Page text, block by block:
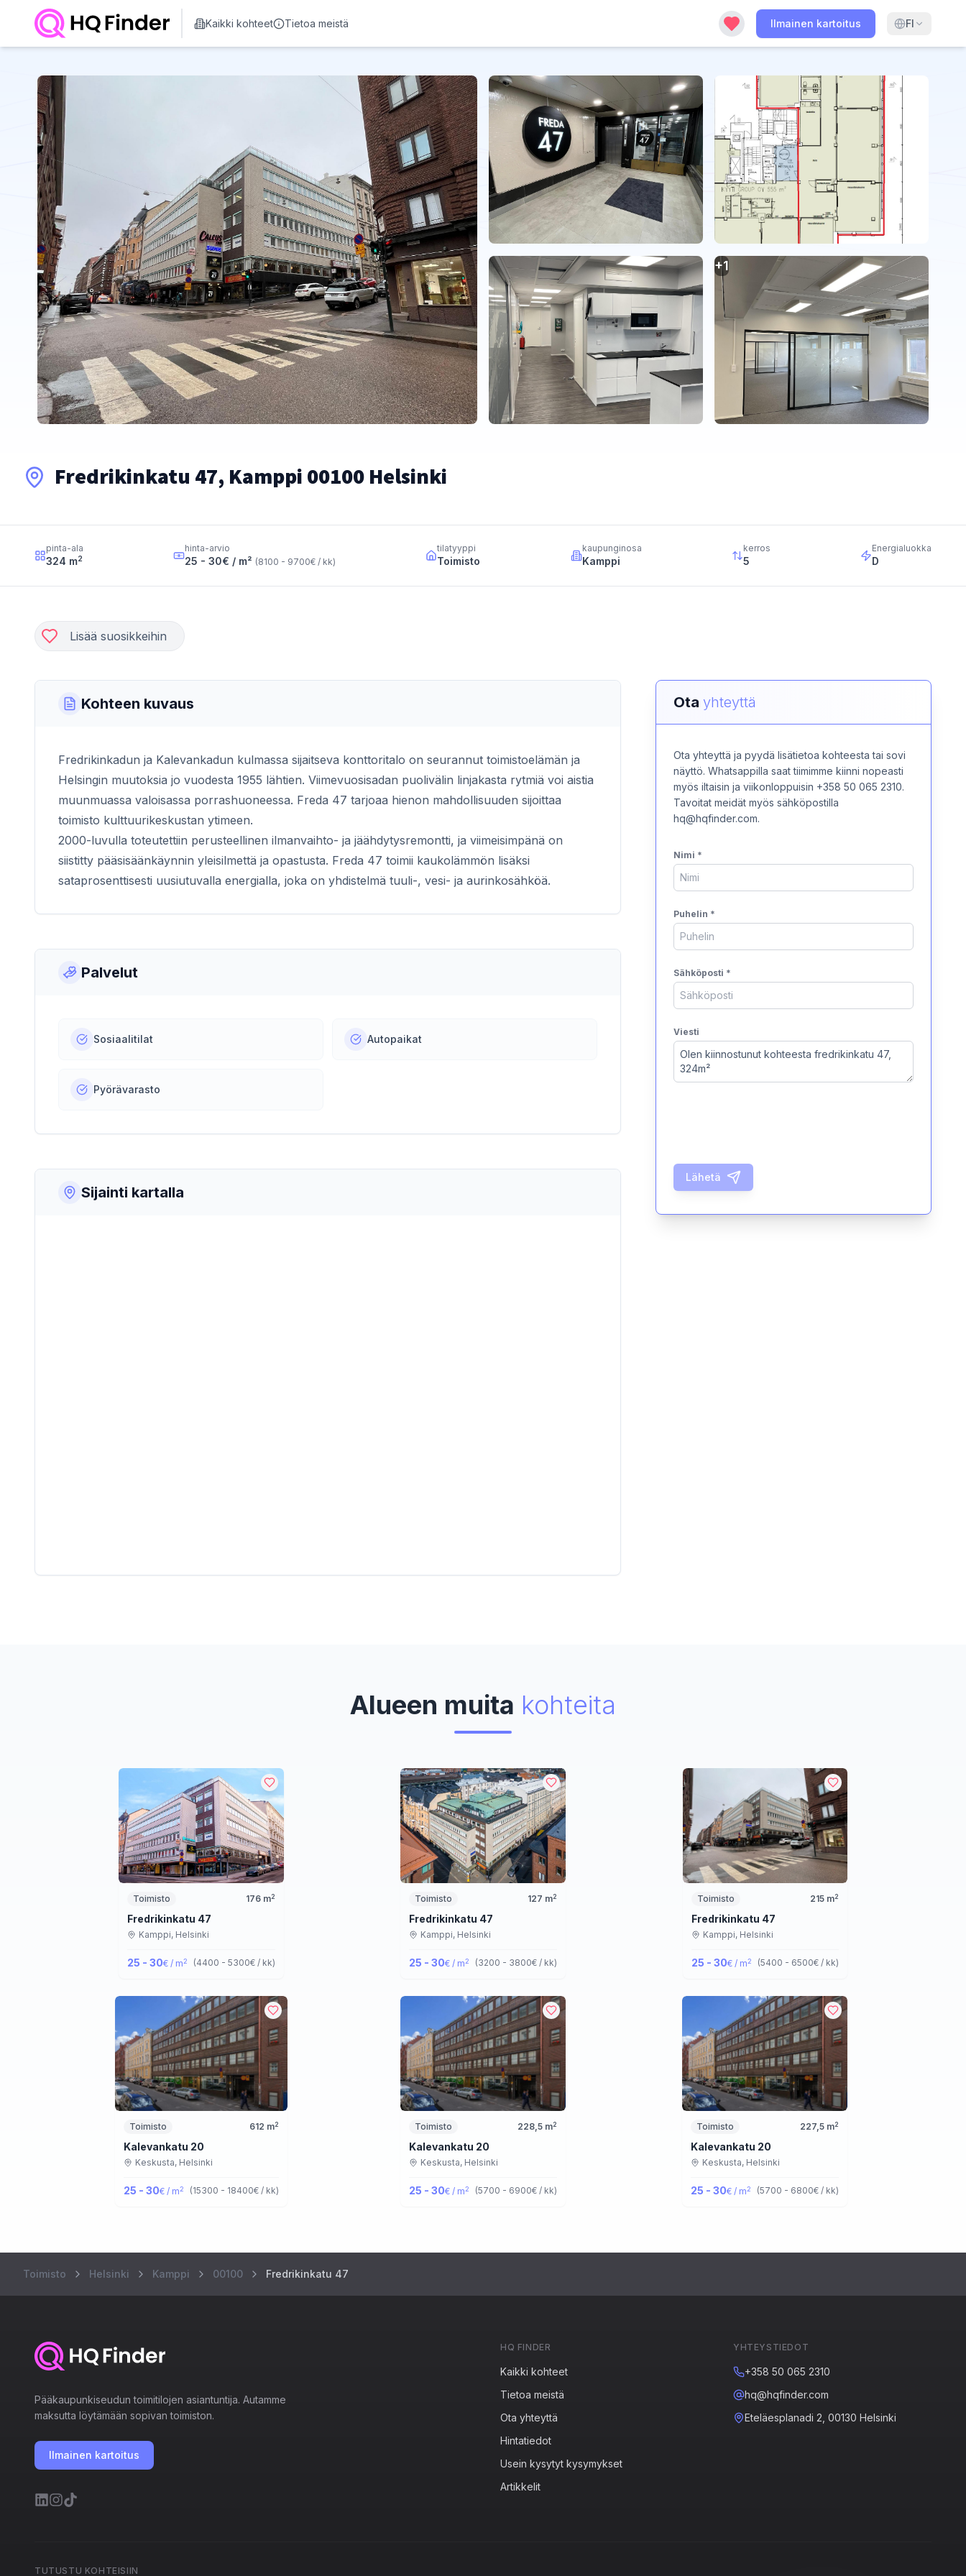
Kaikki kohteet Tietoa meistä Ilmainen kartoitus FI
+1
Fredrikinkatu 47, Kamppi 00100 Helsinki
pinta-ala
324 m2
hinta-arvio
25 - 30€ / m² (8100 - 9700€ / kk)
tilatyyppi
Toimisto
kaupunginosa
Kamppi
kerros
5
Energialuokka
D
Lisää suosikkeihin
Kohteen kuvaus
Fredrikinkadun ja Kalevankadun kulmassa sijaitseva konttoritalo on seurannut toimistoelämän ja
Helsingin muutoksia jo vuodesta 1955 lähtien. Viimevuosisadan puolivälin linjakasta rytmiä voi aistia
muunmuassa valoisassa porrashuoneessa. Freda 47 tarjoaa hienon mahdollisuuden sijoittaa
toimisto kulttuurikeskustan ytimeen.
2000-luvulla toteutettiin perusteellinen ilmanvaihto- ja jäähdytysremontti, ja viimeisimpänä on
siistitty pääsisäänkäynnin yleisilmettä ja opastusta. Freda 47 toimii kaukolämmön lisäksi
sataprosenttisesti uusiutuvalla energialla, joka on yhdistelmä tuuli-, vesi- ja aurinkosähköä.
Palvelut
Sosiaalitilat Autopaikat
Pyörävarasto
Sijainti kartalla
Ota yhteyttä
Ota yhteyttä ja pyydä lisätietoa kohteesta tai sovi
näyttö. Whatsappilla saat tiimimme kiinni nopeasti
myös iltaisin ja viikonloppuisin +358 50 065 2310.
Tavoitat meidät myös sähköpostilla
hq@hqfinder.com.
Nimi *
Puhelin *
Sähköposti *
Viesti
Lähetä
Alueen muita kohteita
Toimisto 176 m2
Fredrikinkatu 47
Kamppi, Helsinki
25 - 30€ / m2 (4400 - 5300€ / kk)
Toimisto 127 m2
Fredrikinkatu 47
Kamppi, Helsinki
25 - 30€ / m2 (3200 - 3800€ / kk)
Toimisto 215m2
Fredrikinkatu 47
Kamppi, Helsinki
25 - 30€ / m2 (5400 - 6500€ / kk)
Toimisto 612 m2
Kalevankatu 20
Keskusta, Helsinki
25 - 30€ / m2 (15300 - 18400€ / kk)
Toimisto 228,5 m2
Kalevankatu 20
Keskusta, Helsinki
25 - 30€ / m2 (5700 - 6900€ / kk)
Toimisto 227,5 m2
Kalevankatu 20
Keskusta, Helsinki
25 - 30€ / m2 (5700 - 6800€ / kk)
Toimisto Helsinki Kamppi 00100 Fredrikinkatu 47
Pääkaupunkiseudun toimitilojen asiantuntija. Autamme
maksutta löytämään sopivan toimiston.
Ilmainen kartoitus
HQ FINDER
Kaikki kohteet
Tietoa meistä
Ota yhteyttä
Hintatiedot
Usein kysytyt kysymykset
Artikkelit
YHTEYSTIEDOT
+358 50 065 2310
hq@hqfinder.com
Eteläesplanadi 2, 00130 Helsinki
TUTUSTU KOHTEISIIN